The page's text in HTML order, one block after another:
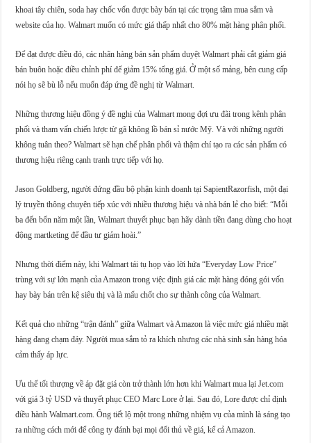
khoai tây chiên, soda hay chốc vốn được bày bán tại các trọng tâm mua sắm và
website của họ. Walmart muốn có mức giá thấp nhất cho 80% mặt hàng phân phối.
Để đạt được điều đó, các nhãn hàng bán sản phẩm duyệt Walmart phải cắt giảm giá
bán buôn hoặc điều chỉnh phí để giảm 15% tổng giá. Ở một số mảng, bên cung cấp
nói họ sẽ bù lỗ nếu muốn đáp ứng đề nghị từ Walmart.
Những thương hiệu đồng ý đề nghị của Walmart mong đợi ưu đãi trong kênh phân
phối và tham vấn chiến lược từ gã không lồ bán sỉ nước Mỹ. Và với những người
không tuân theo? Walmart sẽ hạn chế phân phối và thậm chí tạo ra các sản phẩm có
thương hiệu riêng cạnh tranh trực tiếp với họ.
Jason Goldberg, người đứng đầu bộ phận kinh doanh tại SapientRazorfish, một đại
lý truyền thông chuyên tiếp xúc với nhiều thương hiệu và nhà bán lẻ cho biết: “Mỗi
ba đến bốn năm một lần, Walmart thuyết phục bạn hãy dành tiền đang dùng cho hoạt
động martketing để đầu tư giảm hoài.”
Nhưng thời điểm này, khi Walmart tái tụ họp vào lời hứa “Everyday Low Price”
trùng với sự lớn mạnh của Amazon trong việc định giá các mặt hàng đóng gói vốn
hay bày bán trên kệ siêu thị và là mấu chốt cho sự thành công của Walmart.
Kết quả cho những “trận đánh” giữa Walmart và Amazon là việc mức giá nhiều mặt
hàng đang chạm đáy. Người mua sắm tỏ ra khích nhưng các nhà sinh sản hàng hóa
cảm thấy áp lực.
Ưu thế tối thượng về áp đặt giá còn trở thành lớn hơn khi Walmart mua lại Jet.com
với giá 3 tỷ USD và thuyết phục CEO Marc Lore ở lại. Sau đó, Lore được chỉ định
điều hành Walmart.com. Ông tiết lộ một trong những nhiệm vụ của mình là sáng tạo
ra những cách mới để công ty đánh bại mọi đối thủ về giá, kể cả Amazon.